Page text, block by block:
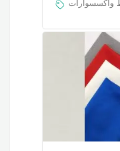
واكسسوارات